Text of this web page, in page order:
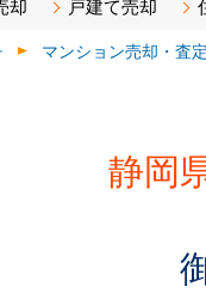
却 戸建て売却
マンション売却・査定
静岡